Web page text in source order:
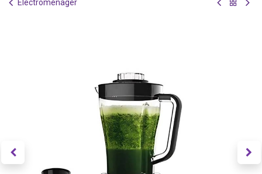
Electroménager